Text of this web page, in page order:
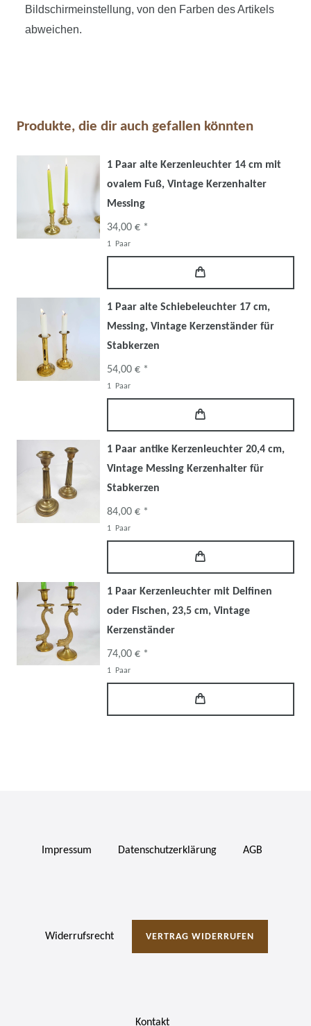
Bildschirmeinstellung, von den Farben des Artikels
abweichen.
Produkte, die dir auch gefallen könnten
1 Paar alte Kerzenleuchter 14 cm mit
ovalem Fuß, Vintage Kerzenhalter
Messing
34,00 € *
1 Paar
1 Paar alte Schiebeleuchter 17 cm,
Messing, Vintage Kerzenständer für
Stabkerzen
54,00 € *
1 Paar
1 Paar antike Kerzenleuchter 20,4 cm,
Vintage Messing Kerzenhalter für
Stabkerzen
84,00 € *
1 Paar
1 Paar Kerzenleuchter mit Delfinen
oder Fischen, 23,5 cm, Vintage
Kerzenständer
74,00 € *
1 Paar
Impressum Daten­schutz­erklärung AGB
Widerrufs­recht VERTRAG WIDERRUFEN
Kontakt